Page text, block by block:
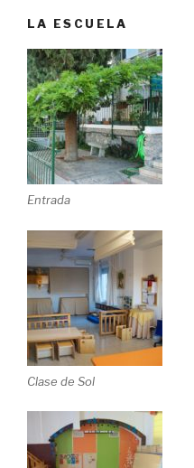
LA ESCUELA
Entrada
Clase de Sol